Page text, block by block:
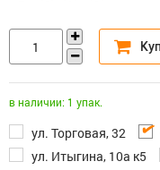
в наличии: 1 упак.
ул. Торговая, 32
ул. Итыгина, 10а к5